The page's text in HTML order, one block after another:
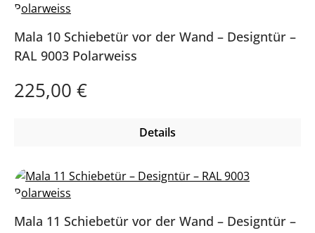
Mala 10 Schiebetür vor der Wand – Designtür –
RAL 9003 Polarweiss
Regulärer Preis:
225,00 €
Details
Mala 11 Schiebetür vor der Wand – Designtür –